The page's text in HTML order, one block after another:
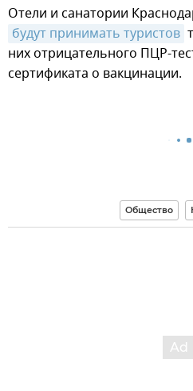
Отели и санатории
будут принимать туристов
них отрицательного ПЦР-
сертификата о вакцинации.
Общество